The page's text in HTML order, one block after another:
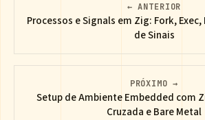
← ANTERIOR
Processos e Signals em Zig: Fork,
de Sinais
PRÓXIMO →
Setup de Ambiente Embedded com
Cruzada e Bare Metal